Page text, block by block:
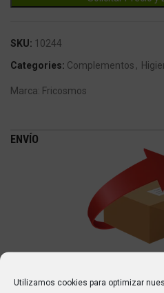
Utilizamos cookies para optimizar
SKU: 10244
Categories: Complementos ,
Marca: Fricosmos
ENVÍO